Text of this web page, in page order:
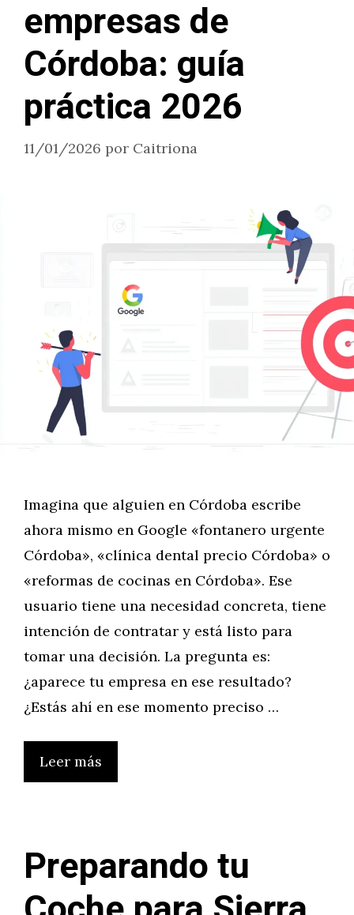
empresas de
Córdoba: guía
práctica 2026
11/01/2026 por Caitriona
Imagina que alguien en Córdoba escribe
ahora mismo en Google «fontanero urgente
Córdoba», «clínica dental precio Córdoba» o
«reformas de cocinas en Córdoba». Ese
usuario tiene una necesidad concreta, tiene
intención de contratar y está listo para
tomar una decisión. La pregunta es:
¿aparece tu empresa en ese resultado?
¿Estás ahí en ese momento preciso …
Leer más
Preparando tu